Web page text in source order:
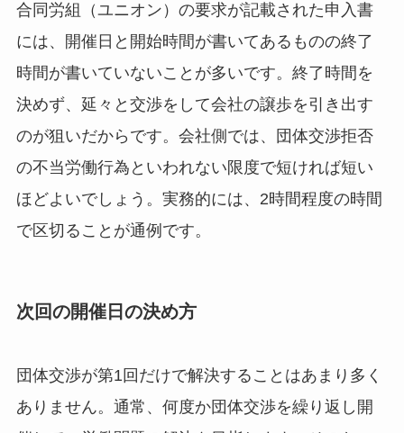
合同労組（ユニオン）の要求が記載された申入書
には、開催日と開始時間が書いてあるものの終了
時間が書いていないことが多いです。終了時間を
決めず、延々と交渉をして会社の譲歩を引き出す
のが狙いだからです。会社側では、団体交渉拒否
の不当労働行為といわれない限度で短ければ短い
ほどよいでしょう。実務的には、2時間程度の時間
で区切ることが通例です。
次回の開催日の決め方
団体交渉が第1回だけで解決することはあまり多く
ありません。通常、何度か団体交渉を繰り返し開